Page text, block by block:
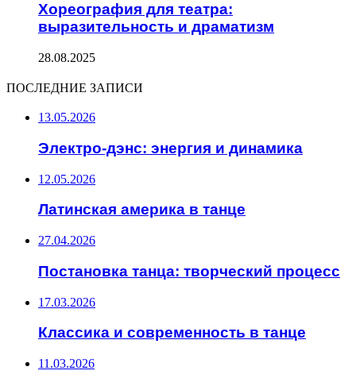
Хореография для театра:
выразительность и драматизм
28.08.2025
ПОСЛЕДНИЕ ЗАПИСИ
13.05.2026
Электро-дэнс: энергия и динамика
12.05.2026
Латинская америка в танце
27.04.2026
Постановка танца: творческий процесс
17.03.2026
Классика и современность в танце
11.03.2026